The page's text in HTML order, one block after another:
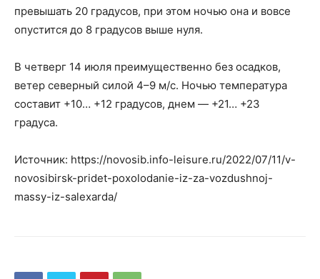
превышать 20 градусов, при этом ночью она и вовсе
опустится до 8 градусов выше нуля.
В четверг 14 июля преимущественно без осадков,
ветер северный силой 4–9 м/с. Ночью температура
составит +10… +12 градусов, днем — +21… +23
градуса.
Источник: https://novosib.info-leisure.ru/2022/07/11/v-
novosibirsk-pridet-poxolodanie-iz-za-vozdushnoj-
massy-iz-salexarda/